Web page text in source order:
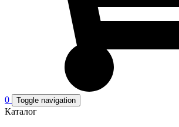
0 Toggle navigation
Каталог